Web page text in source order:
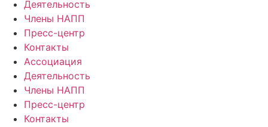
Деятельность
Члены НАПП
Пресс-центр
Контакты
Ассоциация
Деятельность
Члены НАПП
Пресс-центр
Контакты